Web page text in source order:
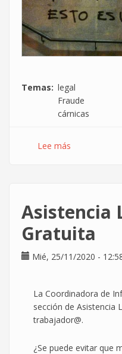
Temas
legal
Fraude
cárnicas
Lee más
Cambio
en
la
de
por
obra
y
Asistencia
Gratuita
Mié, 25/11/2020 -
La Coordinadora de
sección de Asistencia
trabajador@.
¿Se puede evitar que